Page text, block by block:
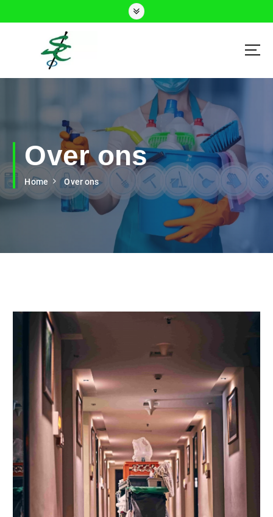
Schoonmaakdiensten Delft, Den Haag en Rijswijk
Over ons
Home Over ons